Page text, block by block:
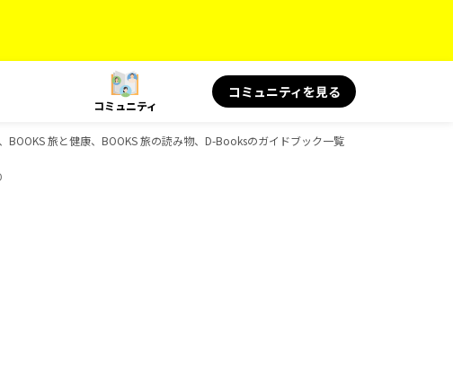
コミュニティ
コミュニティを見る
旅と健康、BOOKS 旅の読み物、D-Booksのガイドブック一覧